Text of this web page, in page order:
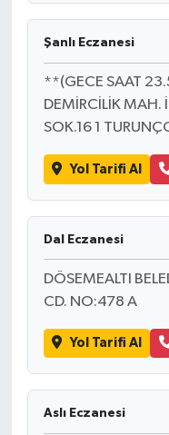
Şanlı Eczanesi
**(GECE SAAT
DEMİRCİLİK MAH.
SOK.16 1
Yol Tarifi Al
Dal Eczanesi
DÖSEMEALTI
CD. NO:478 A
Yol Tarifi Al
Aslı Eczanesi